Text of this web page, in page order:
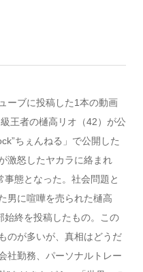
ーブに投稿した1本の動画
王者の樋高リオ（42）が公
ちぇんねる」で公開した
激怒したヤカラに絡まれ
態となった。社会問題と
男に喧嘩を売られた樋高
始終を投稿したもの。この
のが多いが、真相はどうだ
社勤務、パーソナルトレー